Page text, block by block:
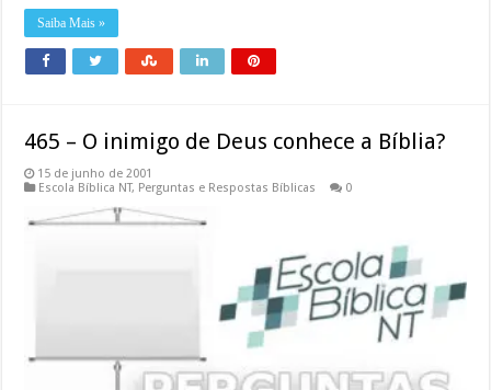
Saiba Mais »
465 – O inimigo de Deus conhece a Bíblia?
15 de junho de 2001
Escola Bíblica NT, Perguntas e Respostas Bíblicas 0